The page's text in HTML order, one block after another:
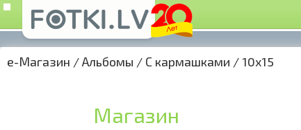
e-Магазин /Альбомы / С кармашками / 10x15
Магазин